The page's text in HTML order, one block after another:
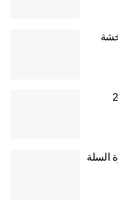
خلال الـ 24
السلة